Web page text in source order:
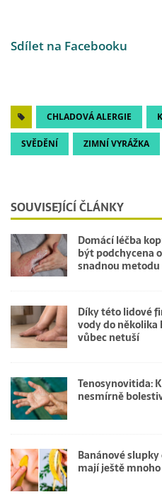
Sdílet na Facebooku
CHLADOVÁ ALERGIE
SVĚDĚNÍ ZIMNÍ VYRÁŽKA
SOUVISEJÍCÍ ČLÁNKY
Domácí léčba
být podchycena
snadnou metodu
Díky této lidové
vody do několika
vůbec netuší
Tenosynovitida:
nesmírně
Banánové
mají ještě